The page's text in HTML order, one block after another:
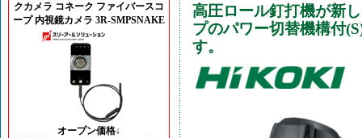
クカメラ コネーク ファイバースコ
ープ 内視鏡カメラ 3R-SMPSNAKE
オープン価格↓
高圧ロール釘打機が新
プのパワー切替機構付
す。